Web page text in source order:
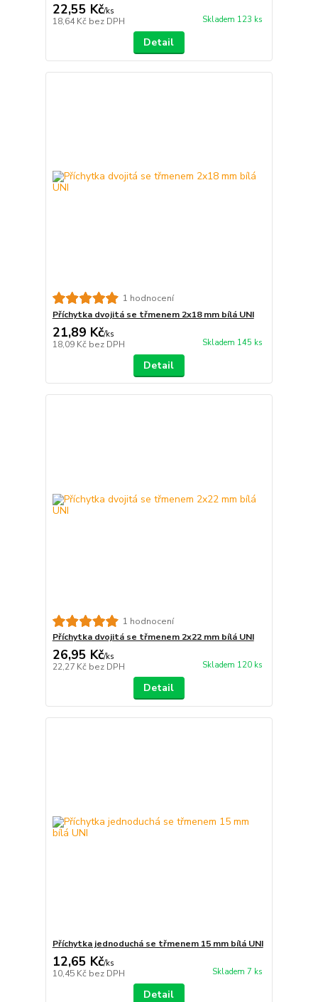
22,55 Kč/ks
18,64 Kč bez DPH Skladem 123 ks
Detail
1 hodnocení
Příchytka dvojitá se třmenem 2x18 mm bílá UNI
21,89 Kč/ks
18,09 Kč bez DPH Skladem 145 ks
Detail
1 hodnocení
Příchytka dvojitá se třmenem 2x22 mm bílá UNI
26,95 Kč/ks
22,27 Kč bez DPH Skladem 120 ks
Detail
Příchytka jednoduchá se třmenem 15 mm bílá UNI
12,65 Kč/ks
10,45 Kč bez DPH Skladem 7 ks
Detail